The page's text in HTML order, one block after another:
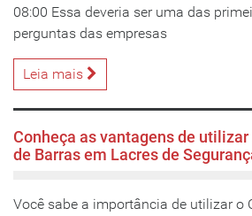
08:00 Essa deveria ser uma das
perguntas das empresas
Leia mais
Conheça as vantagens de
de Barras em Lacres de
Você sabe a importância de utilizar o